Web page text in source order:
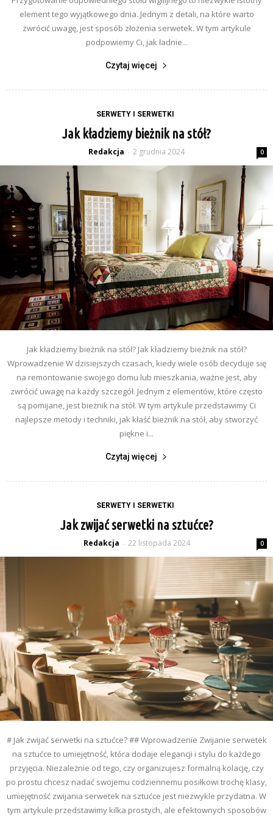
element tego wyjątkowego dnia. Jednym z detali, na które warto
zwrócić uwagę, jest sposób złożenia serwetek. W tym artykule
podpowiemy Ci, jak ładnie...
Czytaj więcej
SERWETY I SERWETKI
Jak kładziemy bieżnik na stół?
Redakcja - 2 grudnia 2024 0
Jak kładziemy bieżnik na stół? Jak kładziemy bieżnik na stół?
Wprowadzenie W dzisiejszych czasach, kiedy wiele osób decyduje się
na remontowanie swojego domu lub mieszkania, ważne jest, aby
zwrócić uwagę na każdy szczegół. Jednym z elementów, które często
są pomijane, jest bieżnik na stół. W tym artykule przedstawimy Ci
najlepsze metody i techniki, jak kłaść bieżnik na stół, aby stworzyć
piękne i...
Czytaj więcej
SERWETY I SERWETKI
Jak zwijać serwetki na sztućce?
Redakcja - 22 listopada 2024 0
# Jak zwijać serwetki na sztućce? ## Wprowadzenie Zwijanie serwetek
na sztućce to umiejętność, która dodaje elegancji i stylu do każdego
przyjęcia. Niezależnie od tego, czy organizujesz formalną kolację, czy
po prostu chcesz nadać swojemu codziennemu posiłkowi trochę klasy,
umiejętność zwijania serwetek na sztućce jest niezwykle przydatna. W
tym artykule przedstawimy kilka prostych, ale efektownych sposobów